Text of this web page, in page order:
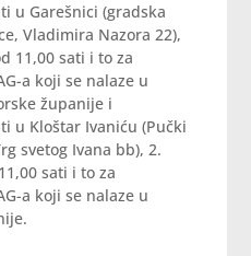
u Garešnici (gradska
Vladimira Nazora 22),
11,00 sati i to za
-a koji se nalaze u
županije i
u Kloštar Ivaniću (Pučki
svetog Ivana bb), 2.
sati i to za
-a koji se nalaze u